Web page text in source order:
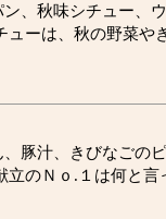
、秋味シチュー、
ーは、秋の野菜や
豚汁、きびなごの
のＮｏ.１は何と